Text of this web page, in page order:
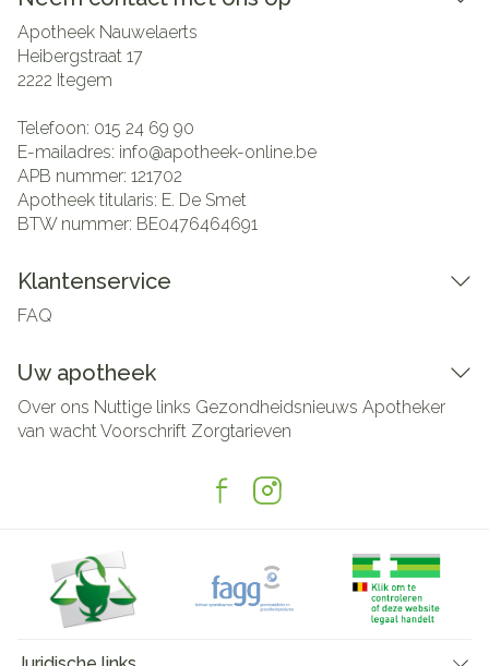
Apotheek Nauwelaerts
Heibergstraat 17
2222 Itegem
Telefoon: 015 24 69 90
E-mailadres: info@apotheek-online.be
APB nummer: 121702
Apotheek titularis: E. De Smet
BTW nummer: BE0476464691
Klantenservice
FAQ
Uw apotheek
Over ons Nuttige links Gezondheidsnieuws Apotheker
van wachtVoorschrift Zorgtarieven